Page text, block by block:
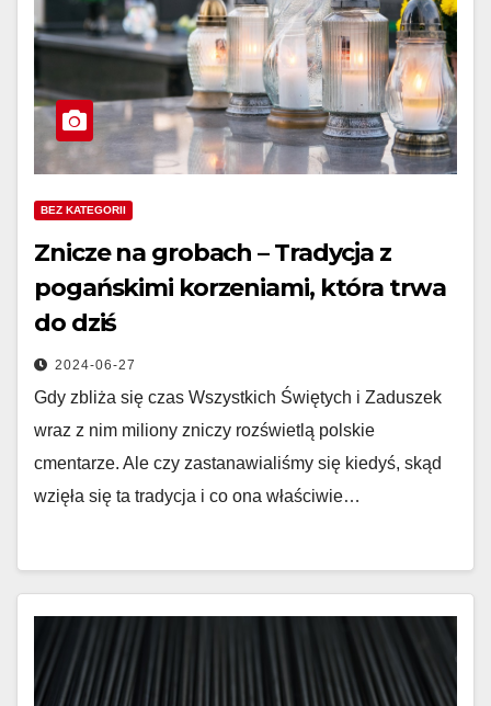
BEZ KATEGORII
Znicze na grobach – Tradycja z
pogańskimi korzeniami, która trwa
do dziś
2024-06-27
Gdy zbliża się czas Wszystkich Świętych i Zaduszek
wraz z nim miliony zniczy rozświetlą polskie
cmentarze. Ale czy zastanawialiśmy się kiedyś, skąd
wzięła się ta tradycja i co ona właściwie…